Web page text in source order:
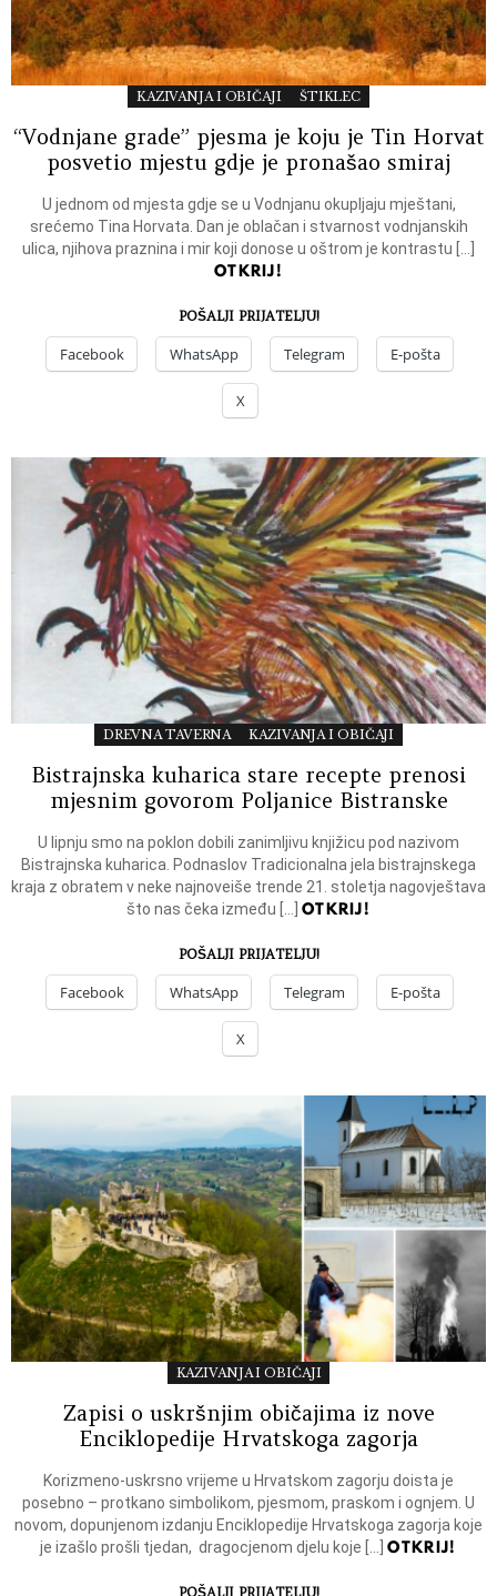
KAZIVANJA I OBIČAJI ŠTIKLEC
“Vodnjane grade” pjesma je koju je Tin Horvat
posvetio mjestu gdje je pronašao smiraj
U jednom od mjesta gdje se u Vodnjanu okupljaju mještani,
srećemo Tina Horvata. Dan je oblačan i stvarnost vodnjanskih
ulica, njihova praznina i mir koji donose u oštrom je kontrastu […]
OTKRIJ!
POŠALJI PRIJATELJU!
Facebook WhatsApp Telegram E-pošta
X
DREVNA TAVERNA KAZIVANJA I OBIČAJI
Bistrajnska kuharica stare recepte prenosi
mjesnim govorom Poljanice Bistranske
U lipnju smo na poklon dobili zanimljivu knjižicu pod nazivom
Bistrajnska kuharica. Podnaslov Tradicionalna jela bistrajnskega
kraja z obratem v neke najnoveiše trende 21. stoletja nagovještava
što nas čeka između […] OTKRIJ!
POŠALJI PRIJATELJU!
Facebook WhatsApp Telegram E-pošta
X
KAZIVANJA I OBIČAJI
Zapisi o uskršnjim običajima iz nove
Enciklopedije Hrvatskoga zagorja
Korizmeno-uskrsno vrijeme u Hrvatskom zagorju doista je
posebno – protkano simbolikom, pjesmom, praskom i ognjem. U
novom, dopunjenom izdanju Enciklopedije Hrvatskoga zagorja koje
je izašlo prošli tjedan, dragocjenom djelu koje […]OTKRIJ!
POŠALJI PRIJATELJU!